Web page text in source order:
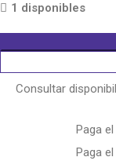
1 disponibles
Consultar
Paga
Paga